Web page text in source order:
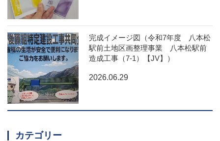
完成イメージ図（令和7年度 八本松
駅前土地区画整理事業 八本松駅前
造成工事（7-1）【JV】）
2026.06.29
カテゴリー